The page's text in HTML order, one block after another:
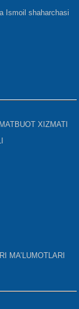
Ismoil shaharchasi
XIZMATI
MA’LUMOTLARI